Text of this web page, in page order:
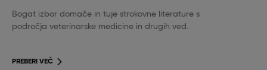
Bogat izbor domače in tuje strokovne literature s
področja veterinarske medicine in drugih ved.
PREBERI VEČ